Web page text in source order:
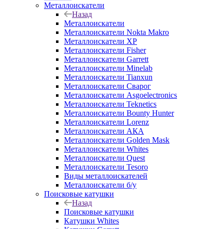
Металлоискатели
Назад
Металлоискатели
Металлоискатели Nokta Makro
Металлоискатели XP
Металлоискатели Fisher
Металлоискатели Garrett
Металлоискатели Minelab
Металлоискатели Tianxun
Металлоискатели Сварог
Металлоискатели Asgoelectronics
Металлоискатели Teknetics
Металлоискатели Bounty Hunter
Металлоискатели Lorenz
Металлоискатели АКА
Металлоискатели Golden Mask
Металлоискатели Whites
Металлоискатели Quest
Металлоискатели Tesoro
Виды металлоискателей
Металлоискатели б/у
Поисковые катушки
Назад
Поисковые катушки
Катушки Whites